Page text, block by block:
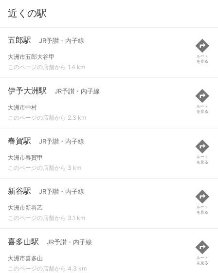
近くの駅
五郎駅 JR予讃・内子線
大洲市五郎大谷甲
このページの店舗から 1.4 km
ルート
を見る
伊予大洲駅 JR予讃・内子線
大洲市中村
このページの店舗から 2.3 km
ルート
を見る
春賀駅 JR予讃・内子線
大洲市春賀甲
このページの店舗から 3 km
ルート
を見る
新谷駅 JR予讃・内子線
大洲市新谷乙
このページの店舗から 3.1 km
ルート
を見る
喜多山駅 JR予讃・内子線
大洲市喜多山
このページの店舗から 4.3 km
ルート
を見る